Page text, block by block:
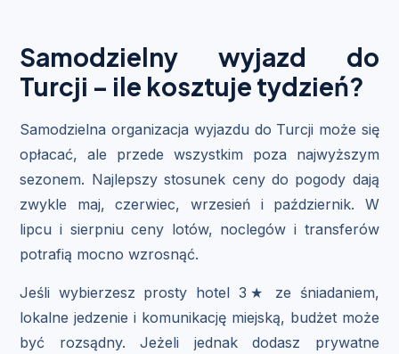
Samodzielny wyjazd do
Turcji – ile kosztuje tydzień?
Samodzielna organizacja wyjazdu do Turcji może się
opłacać, ale przede wszystkim poza najwyższym
sezonem. Najlepszy stosunek ceny do pogody dają
zwykle maj, czerwiec, wrzesień i październik. W
lipcu i sierpniu ceny lotów, noclegów i transferów
potrafią mocno wzrosnąć.
Jeśli wybierzesz prosty hotel 3★ ze śniadaniem,
lokalne jedzenie i komunikację miejską, budżet może
być rozsądny. Jeżeli jednak dodasz prywatne